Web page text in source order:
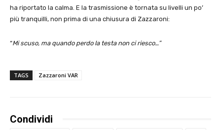
ha riportato la calma. E la trasmissione è tornata su livelli un po’
più tranquilli, non prima di una chiusura di Zazzaroni:
“Mi scuso, ma quando perdo la testa non ci riesco…”
TAGS Zazzaroni VAR
Condividi